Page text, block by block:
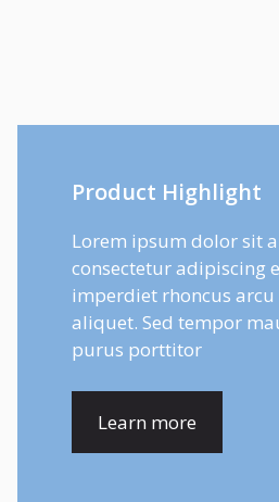
Product Highlight
Lorem ipsum dolor sit
consectetur adipiscing
imperdiet rhoncus arcu
aliquet. Sed tempor
purus porttitor
Learn more